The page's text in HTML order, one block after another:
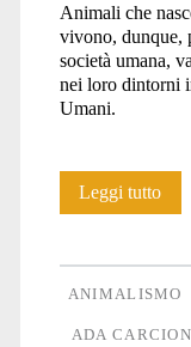
Animali che
vivono, dunque,
società umana,
nei loro dintorni
Umani.
Leggi tutto
ANIMALISMO
ADA